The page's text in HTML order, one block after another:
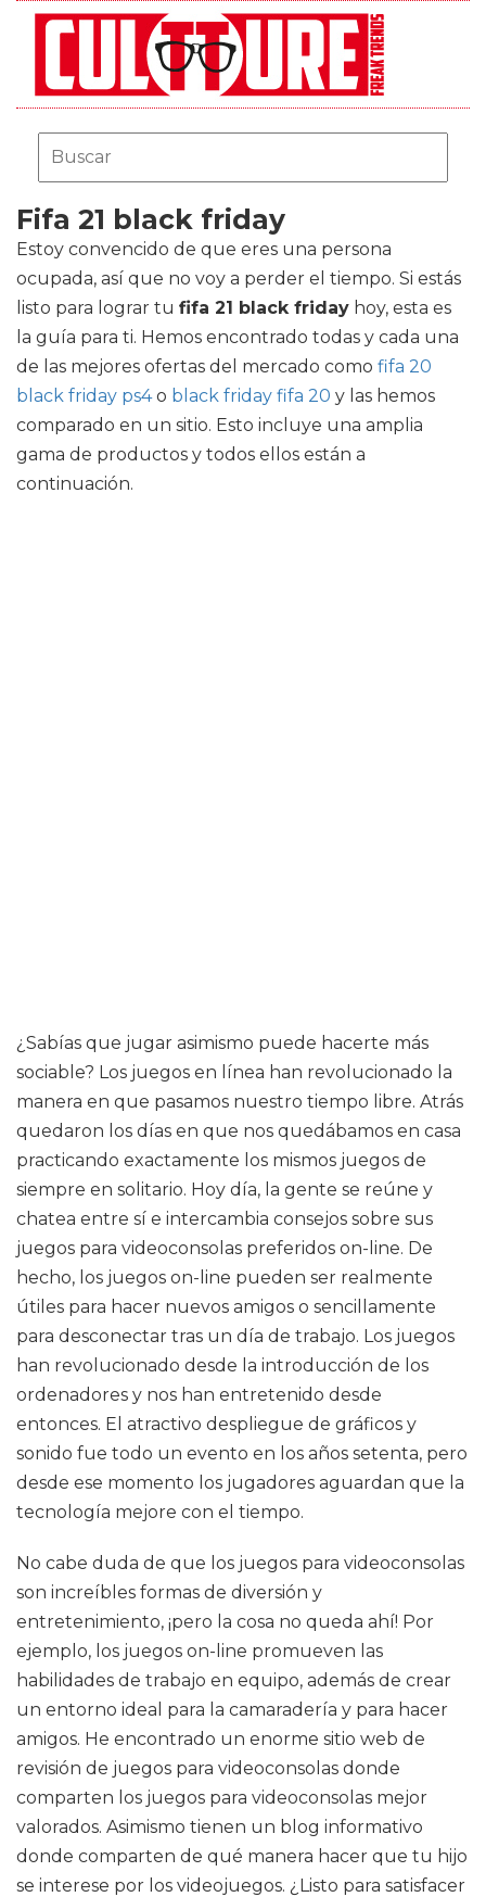
Fifa 21 black friday
Estoy convencido de que eres una persona
ocupada, así que no voy a perder el tiempo. Si estás
listo para lograr tu fifa 21 black friday hoy, esta es
la guía para ti. Hemos encontrado todas y cada una
de las mejores ofertas del mercado como fifa 20
black friday ps4o black friday fifa 20 y las hemos
comparado en un sitio. Esto incluye una amplia
gama de productos y todos ellos están a
continuación.
¿Sabías que jugar asimismo puede hacerte más
sociable? Los juegos en línea han revolucionado la
manera en que pasamos nuestro tiempo libre. Atrás
quedaron los días en que nos quedábamos en casa
practicando exactamente los mismos juegos de
siempre en solitario. Hoy día, la gente se reúne y
chatea entre sí e intercambia consejos sobre sus
juegos para videoconsolas preferidos on-line. De
hecho, los juegos on-line pueden ser realmente
útiles para hacer nuevos amigos o sencillamente
para desconectar tras un día de trabajo. Los juegos
han revolucionado desde la introducción de los
ordenadores y nos han entretenido desde
entonces. El atractivo despliegue de gráficos y
sonido fue todo un evento en los años setenta, pero
desde ese momento los jugadores aguardan que la
tecnología mejore con el tiempo.
No cabe duda de que los juegos para videoconsolas
son increíbles formas de diversión y
entretenimiento, ¡pero la cosa no queda ahí! Por
ejemplo, los juegos on-line promueven las
habilidades de trabajo en equipo, además de crear
un entorno ideal para la camaradería y para hacer
amigos. He encontrado un enorme sitio web de
revisión de juegos para videoconsolas donde
comparten los juegos para videoconsolas mejor
valorados. Asimismo tienen un blog informativo
donde comparten de qué manera hacer que tu hijo
se interese por los videojuegos. ¿Listo para satisfacer